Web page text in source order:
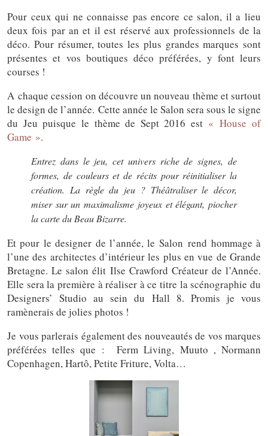
Pour ceux qui ne connaisse pas encore ce salon, il a lieu
deux fois par an et il est réservé aux professionnels de la
déco. Pour résumer, toutes les plus grandes marques sont
présentes et vos boutiques déco préférées, y font leurs
courses !
A chaque cession on découvre un nouveau thème et surtout
le design de l’année. Cette année le Salon sera sous le signe
du Jeu puisque le thème de Sept 2016 est « House of
Game ».
Entrez dans le jeu, cet univers riche de signes, de
formes, de couleurs et de récits pour réinitialiser la
création. La règle du jeu ? Théâtraliser le décor,
miser sur un maximalisme joyeux et élégant, piocher
la carte du Beau Bizarre.
Et pour le designer de l’année, le Salon rend hommage à
l’une des architectes d’intérieur les plus en vue de Grande
Bretagne. Le salon élit Ilse Crawford Créateur de l’Année.
Elle sera la première à réaliser à ce titre la scénographie du
Designers’ Studio au sein du Hall 8. Promis je vous
ramènerais de jolies photos !
Je vous parlerais également des nouveautés de vos marques
préférées telles que : Ferm Living, Muuto , Normann
Copenhagen, Hartô, Petite Friture, Volta…